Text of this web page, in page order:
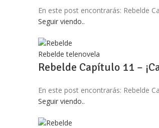
En este post encontrarás: Rebelde
Seguir viendo..
Rebelde telenovela
Rebelde Capítulo 11 –
En este post encontrarás: Rebelde
Seguir viendo..